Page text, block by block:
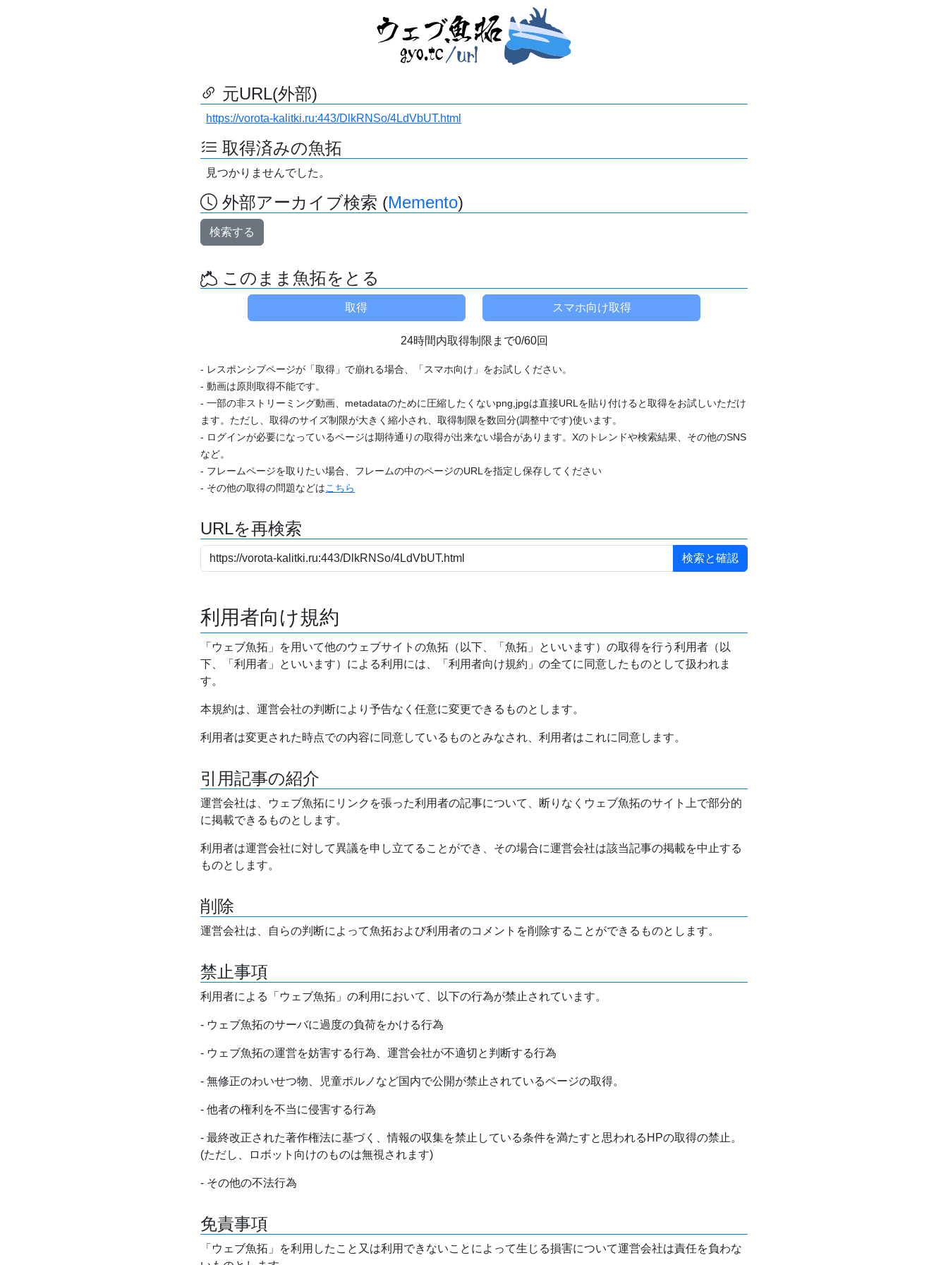
元URL(外部)
https://vorota-kalitki.ru:443/DlkRNSo/4LdVbUT.html
取得済みの魚拓
見つかりませんでした。
外部アーカイブ検索 (Memento)
検索する
このまま魚拓をとる
24時間内取得制限まで0/60回
- レスポンシブページが「取得」で崩れる場合、「スマホ向け」をお試しください。
- 動画は原則取得不能です。
- 一部の非ストリーミング動画、metadataのために圧縮したくないpng,jpgは直接URLを貼り付けると取得をお試しいただけ
ます。ただし、取得のサイズ制限が大きく縮小され、取得制限を数回分(調整中です)使います。
- ログインが必要になっているページは期待通りの取得が出来ない場合があります。Xのトレンドや検索結果、その他のSNS
など。
- フレームページを取りたい場合、フレームの中のページのURLを指定し保存してください
- その他の取得の問題などはこちら
URLを再検索
利用者向け規約
「ウェブ魚拓」を用いて他のウェブサイトの魚拓（以下、「魚拓」といいます）の取得を行う利用者（以
下、「利用者」といいます）による利用には、「利用者向け規約」の全てに同意したものとして扱われま
す。
本規約は、運営会社の判断により予告なく任意に変更できるものとします。
利用者は変更された時点での内容に同意しているものとみなされ、利用者はこれに同意します。
引用記事の紹介
運営会社は、ウェブ魚拓にリンクを張った利用者の記事について、断りなくウェブ魚拓のサイト上で部分的
に掲載できるものとします。
利用者は運営会社に対して異議を申し立てることができ、その場合に運営会社は該当記事の掲載を中止する
ものとします。
削除
運営会社は、自らの判断によって魚拓および利用者のコメントを削除することができるものとします。
禁止事項
利用者による「ウェブ魚拓」の利用において、以下の行為が禁止されています。
- ウェブ魚拓のサーバに過度の負荷をかける行為
- ウェブ魚拓の運営を妨害する行為、運営会社が不適切と判断する行為
- 無修正のわいせつ物、児童ポルノなど国内で公開が禁止されているページの取得。
- 他者の権利を不当に侵害する行為
- 最終改正された著作権法に基づく、情報の収集を禁止している条件を満たすと思われるHPの取得の禁止。
(ただし、ロボット向けのものは無視されます)
- その他の不法行為
免責事項
「ウェブ魚拓」を利用したこと又は利用できないことによって生じる損害について運営会社は責任を負わな